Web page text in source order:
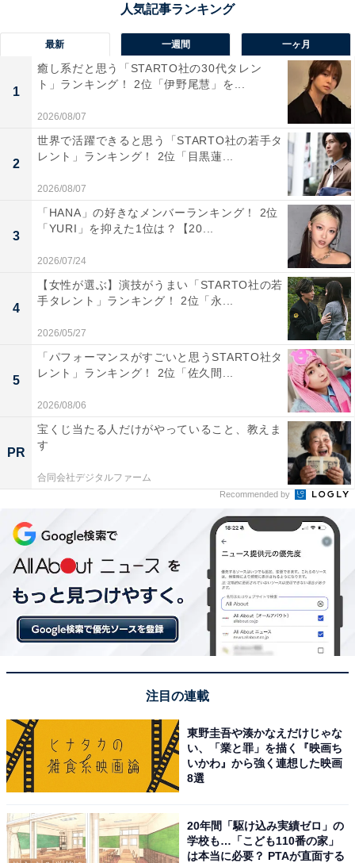
1位：倉敷市／117票
岡山県南部に位置する倉敷市は、美観地区の白壁の町並
みが有名で、商業都市として栄えた歴史を持ちます。
「倉」は倉庫や蔵、「敷」は敷地や場所を意味し、江戸
時代から栄えた物資の集積地としての歴史を感じさせる
重厚感があります。響きの格好良さだけでなく、歴史と
文化を感じさせる名前が圧倒的な支持を集めました。
回答者からは「白壁の美観地区や倉敷川の風景が浮か
ぶ、和の情緒と洗練が同居する名前だから、かっこ良
い」（50代男性／広島県）、「伝統的な街並みが有名
で、名前にも歴史の重みが感じられてかっこいいと思う
から」（30代男性／富山県）、「蔵屋敷と洋風の建物が
イメージでき、大きな魅力を感じるため」（60代男性／
千葉県）といった声が集まりました。
※回答者からのコメントは原文ママです
この記事の執筆者： 坂上 恵
All About ニュースの編集者。オールアバウトに入社後、SNSトレン
ドにフォーカスした記事執筆やSEOライティングの経験を経て、の
ちにAll About ニュースチームのメンバーに加入。現在は旅行・カル
チャー・エンタメなどを中心に企画編集を担当。東京都出身。居酒
屋巡りとスポーツ観戦が生きがい。
...続きを読む
次ページ 9位までのランキング結果を見る
最新 一週間 一ヶ月
1
癒し系だと思う「STARTO社の30代タレン
ト」ランキング！ 2位「伊野尾慧」を...
2026/08/07
2
世界で活躍できると思う「STARTO社の若手タ
レント」ランキング！ 2位「目黒蓮...
2026/08/07
3
「HANA」の好きなメンバーランキング！ 2位
「YURI」を抑えた1位は？【20...
2026/07/24
4
【女性が選ぶ】演技がうまい「STARTO社の若
手タレント」ランキング！ 2位「永...
2026/05/27
5
「パフォーマンスがすごいと思うSTARTO社タ
レント」ランキング！ 2位「佐久間...
2026/08/06
PR
宝くじ当たる人だけがやっていること、教えま
す
合同会社デジタルファーム
Recommended by
注目の連載
東野圭吾や湊かなえだけじゃな
い、「業と罪」を描く『映画ち
いかわ』から強く連想した映画
8選
20年間「駆け込み実績ゼロ」の
学校も…「こども110番の家」
は本当に必要？ PTAが直面する